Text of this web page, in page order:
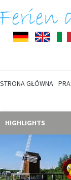
DeutschEnglish
STRONA GŁÓWNA
HIGHLIGHTS